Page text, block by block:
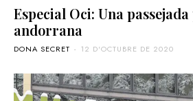
Especial Oci: Una
andorrana
DONA SECRET - 12 D'OCTUBRE DE 2020